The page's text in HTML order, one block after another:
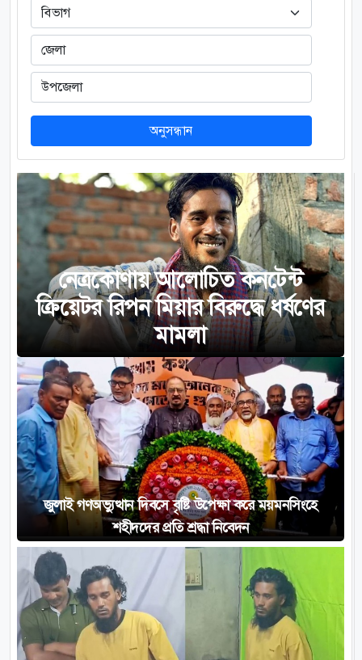
অনুসন্ধান
নেত্রকোণায় আলোচিত কনটেন্ট
ক্রিয়েটর রিপন মিয়ার বিরুদ্ধে ধর্ষণের
মামলা
জুলাই গণঅভ্যুত্থান দিবসে বৃষ্টি উপেক্ষা করে ময়মনসিংহে
শহীদদের প্রতি শ্রদ্ধা নিবেদন